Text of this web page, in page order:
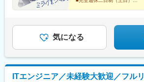
千葉駅、新松戸駅、浦安駅(千葉県)、北
駅、南越谷駅、天下茶屋駅、千種駅、伏
県)、東梅田駅、阿倍野駅(阪堺線)、今宮
阪府)、南方駅(大阪府)、上小田井駅、上
駅(愛知県)、金山駅(愛知県)、国際センタ
たかの森駅、藤沢駅、大阪駅、なんば駅(
阪駅、新今宮駅、本町駅、大阪阿部野橋
ケ谷駅、九段下駅、上野御徒町駅、昭和
地市場駅、水天宮前駅、新富町駅(東京都
京都)、新中野駅、豊田駅、京王八王子駅
駅、錦糸町駅、池尻大橋駅、高松駅(東京
駅、横浜駅、桜木町駅、二俣新町駅、松
工管理技士補：5万円1級施工管理技士 ：
万円＋賞与2回分＋残業代20時間分）＼
入社1年で年収532万円を実現した先輩も
格手当もあるため、2年目で月給33万円
た社員も！資格を取らない場合も、毎年
るのでご安心ください。
気になる
ITエンジニア／未経験大歓迎／フル